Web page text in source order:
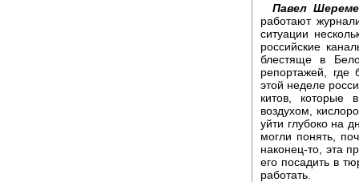
Павел
работают
ситуации
российские
блестяще в
репортажей, где
этой неделе
китов, которые
воздухом,
уйти глубоко на
могли понять,
наконец-то, эта
его посадить в
работать.